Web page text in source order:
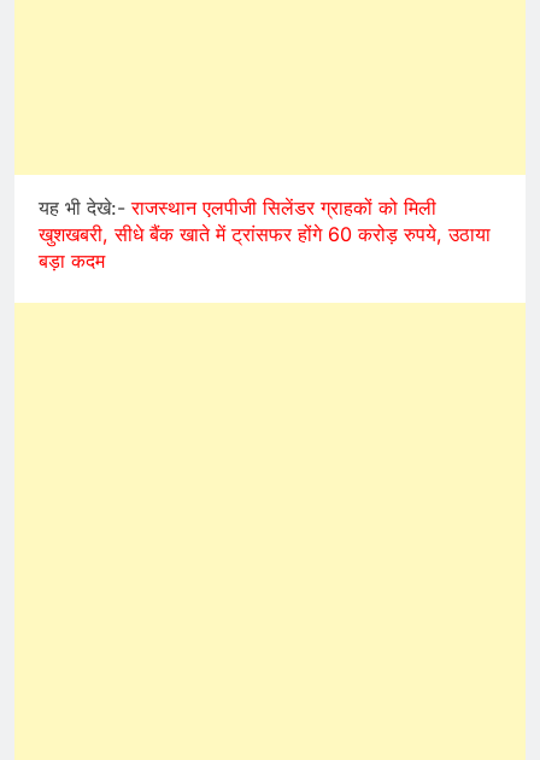
यह भी देखे:-राजस्थान एलपीजी सिलेंडर ग्राहकों को मिली
खुशखबरी, सीधे बैंक खाते में ट्रांसफर होंगे 60 करोड़ रुपये, उठाया
बड़ा कदम